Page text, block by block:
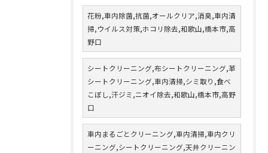
花粉,車内除菌,抗菌,オールクリア,消臭,車内清
掃,ウイルス対策,ホコリ除去,和歌山,橋本市,高
野口
シートクリーニング,布シートクリーニング,革
シートクリーニング,車内清掃,シミ取り,食べ
こぼし,汗ジミ,ニオイ除去,和歌山,橋本市,高野
口
車内まるごとクリーニング,車内清掃,車内クリ
ーニング,シートクリーニング,天井クリーニン